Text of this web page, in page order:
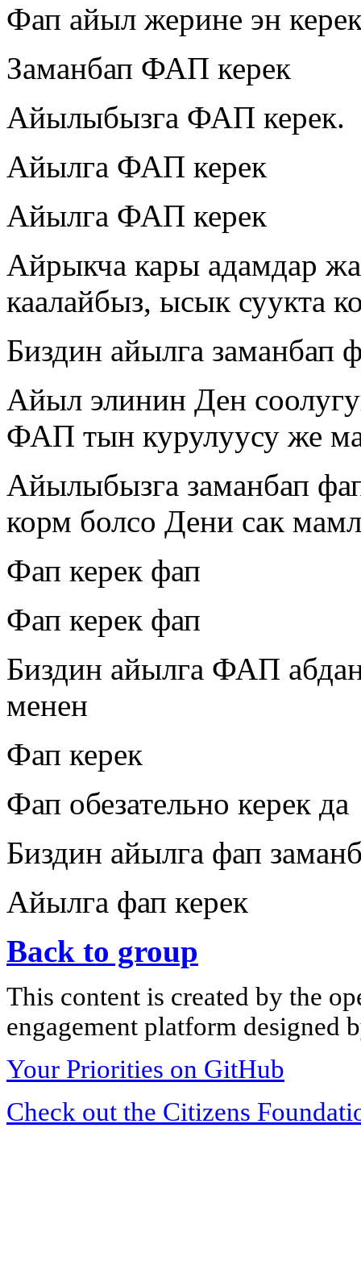
Фап айыл жерине эн
Заманбап ФАП керек
Айылыбызга ФАП керек.
Айылга ФАП керек
Айылга ФАП керек
Айрыкча кары адамдар
каалайбыз, ысык суукта
Биздин айылга заманбап
Айыл элинин Ден
ФАП тын курулуусу же
Айылыбызга заманбап
корм болсо Дени сак
Фап керек фап
Фап керек фап
Биздин айылга ФАП
менен
Фап керек
Фап обезательно керек да
Биздин айылга фап
Айылга фап керек
Back to group
This content is created by the
engagement platform designed
Your Priorities on GitHub
Check out the Citizens